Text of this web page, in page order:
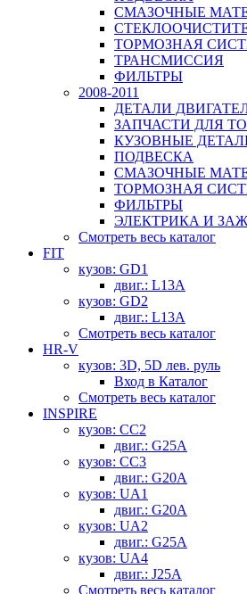
СМАЗОЧНЫЕ
ТОРМОЗНАЯ
ТРАНСМИССИЯ
ФИЛЬТРЫ
2008-2011
ДЕТАЛИ
ЗАПЧАСТИ ДЛЯ ТО
КУЗОВНЫЕ
ПОДВЕСКА
СМАЗОЧНЫЕ
ТОРМОЗНАЯ
ФИЛЬТРЫ
ЭЛЕКТРИКА И
Смотреть весь каталог
FIT
кузов: GD1
двиг.: L13A
кузов: GD2
двиг.: L13A
Смотреть весь каталог
HR-V
кузов: 3D, 5D лев. руль
Вход в Каталог
Смотреть весь каталог
INSPIRE
кузов: CC2
двиг.: G25A
кузов: CC3
двиг.: G20A
кузов: UA1
двиг.: G20A
кузов: UA2
двиг.: G25A
кузов: UA4
двиг.: J25A
Смотреть весь каталог